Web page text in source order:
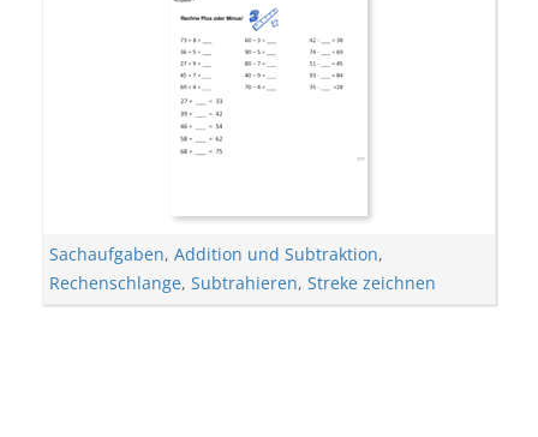
Sachaufgaben, Addition und Subtraktion,
Rechenschlange, Subtrahieren, Streke zeichnen